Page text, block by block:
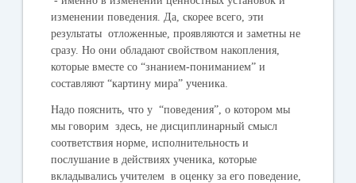
изменении поведения. Да, скорее всего, эти
результаты отложенные, проявляются и заметны не
сразу. Но они обладают свойством накопления,
которые вместе со “знанием-пониманием” и
составляют “картину мира” ученика.
Надо пояснить, что у “поведения”, о котором мы
мы говорим здесь, не дисциплинарный смысл
соответствия норме, исполнительность и
послушание в действиях ученика, которые
вкладывались учителем в оценку за его поведение,